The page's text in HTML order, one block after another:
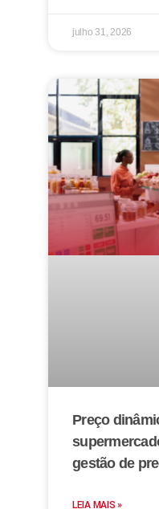
julho 31, 2026
Preço
gestão de
LEIA MAIS »